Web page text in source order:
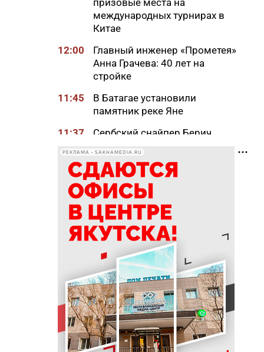
призовые места на
международных турнирах в
Китае
12:00
Главный инженер «Прометея»
Анна Грачева: 40 лет на
стройке
11:45
В Батагае установили
памятник реке Яне
11:37
Сербский снайпер Берич
якутских стрелков
11:12
Суд признал незаконным
ограничение работы бара в
Якутске
10:53
В Якутске на двух улицах
начали ямочный ремонт
Уровень воды на реке Яне
вернулся к норме
10:41
В Якутии назвали сферы с
самым быстрым ростом
зарплат
10:25
В Якутии появится новый
РЕКЛАМА • SAKHAMEDIA.RU